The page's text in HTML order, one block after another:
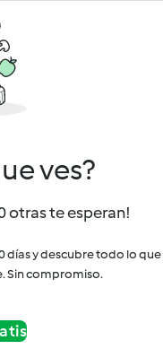
ves?
otras te esperan!
días y descubre todo lo que
Sin compromiso.